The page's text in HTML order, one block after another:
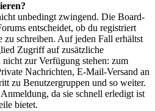
unbedingt zwingend. Die Board-
entscheidet, ob du registriert
zu schreiben. Auf jeden Fall erhältst
Zugriff auf zusätzliche
zur Verfügung stehen: zum
Nachrichten, E-Mail-Versand an
zu Benutzergruppen und so weiter.
da sie schnell erledigt ist
bietet.